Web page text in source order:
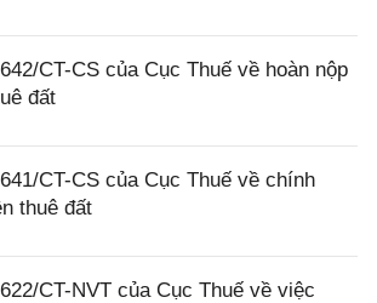
CT-CS của Cục Thuế về hoàn nộp
đất
CT-CS của Cục Thuế về chính
thuê đất
CT-NVT của Cục Thuế về việc